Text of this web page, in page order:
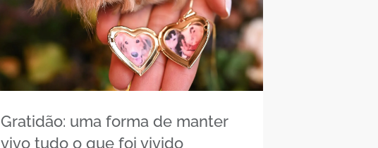
Gratidão: uma forma de manter
vivo tudo o que foi vivido